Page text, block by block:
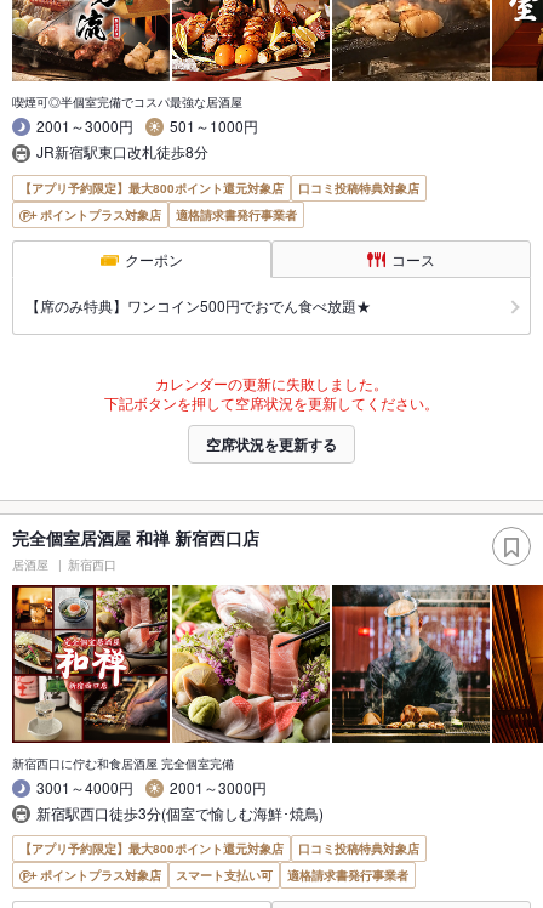
喫煙可◎半個室完備でコスパ最強な居酒屋
2001～3000円
501～1000円
JR新宿駅東口改札徒歩8分
【アプリ予約限定】最大800ポイント還元対象店
口コミ投稿特典対象店
ポイントプラス対象店
適格請求書発行事業者
クーポン コース
【席のみ特典】ワンコイン500円でおでん食べ放題★
カレンダーの更新に失敗しました。
下記ボタンを押して空席状況を更新してください。
空席状況を更新する
完全個室居酒屋 和禅 新宿西口店
居酒屋 新宿西口
新宿西口に佇む和食居酒屋 完全個室完備
3001～4000円
2001～3000円
新宿駅西口徒歩3分(個室で愉しむ海鮮･焼鳥)
【アプリ予約限定】最大800ポイント還元対象店
口コミ投稿特典対象店
ポイントプラス対象店
スマート支払い可 適格請求書発行事業者